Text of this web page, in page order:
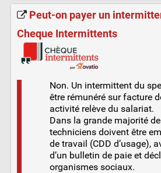
Peut-on payer un
Cheque Intermittents
Non. Un intermittent du
être rémunéré sur facture
activité relève du salariat.
Dans la grande majorité
techniciens doivent être
de travail (CDD d’usage),
d’un bulletin de paie et
organismes sociaux.